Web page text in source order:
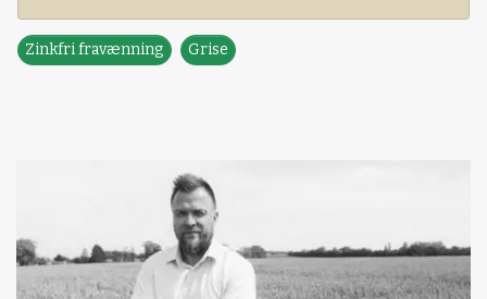
Zinkfri fravænning Grise